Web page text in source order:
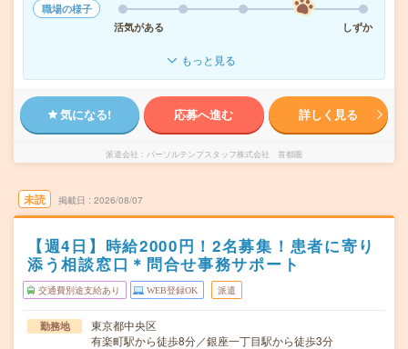
職場の様子
活気がある
しずか
もっと見る
気になる! 応募へ進む 詳しく見る
派遣会社 パーソルテンプスタッフ株式会社 首都圏
未読 掲載日 2026/08/07
【週4日】時給2000円！2名募集！患者に寄り
添う相談窓口＊問合せ事務サポート
交通費別途支給あり WEB登録OK 派遣
勤務地
東京都中央区
有楽町駅から徒歩8分／銀座一丁目駅から徒歩3分